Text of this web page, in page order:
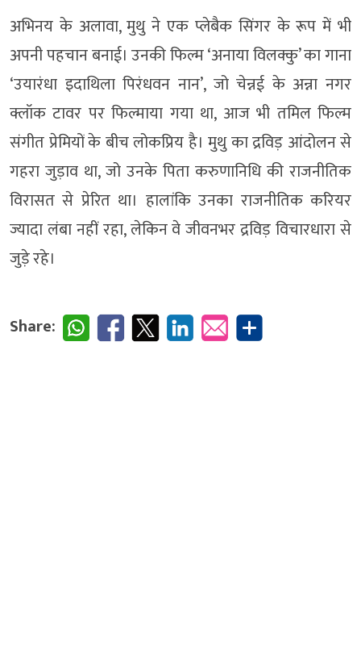
अभिनय के अलावा, मुथु ने एक प्लेबैक सिंगर के रूप में भी
अपनी पहचान बनाई। उनकी फिल्म ‘अनाया विलक्कु’ का गाना
‘उयारंधा इदाथिला पिरंधवन नान’, जो चेन्नई के अन्ना नगर
क्लॉक टावर पर फिल्माया गया था, आज भी तमिल फिल्म
संगीत प्रेमियों के बीच लोकप्रिय है। मुथु का द्रविड़ आंदोलन से
गहरा जुड़ाव था, जो उनके पिता करुणानिधि की राजनीतिक
विरासत से प्रेरित था। हालांकि उनका राजनीतिक करियर
ज्यादा लंबा नहीं रहा, लेकिन वे जीवनभर द्रविड़ विचारधारा से
जुड़े रहे।
Share: